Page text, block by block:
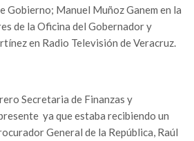
Gobierno; Manuel Muñoz Ganem en la
de la Oficina del Gobernador y
en Radio Televisión de Veracruz.
Secretaria de Finanzas y
ya que estaba recibiendo un
General de la República, Raúl